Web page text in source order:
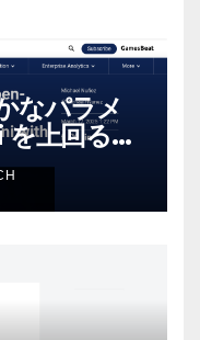
なパラメ
上回る新
デルをリ